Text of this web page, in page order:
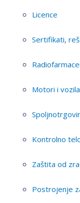
Licence
Sertifikati,
Motori i vozila
Kontrolno
Zaštita od
Postrojenje